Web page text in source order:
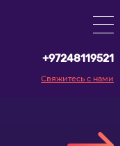
+97248119521
Свяжитесь с нами